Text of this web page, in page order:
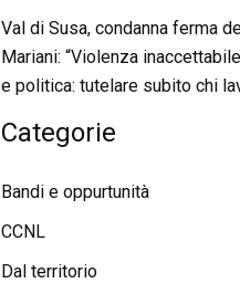
Val di Susa, condanna ferma
Mariani: “Violenza
e politica: tutelare subito chi
Categorie
Bandi e oppurtunità
CCNL
Dal territorio